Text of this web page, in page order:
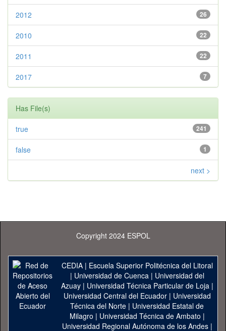
26
2012
22
2010
22
2011
7
2017
Has File(s)
241
true
1
false
next >
Copyright 2024 ESPOL
CEDIA| Escuela Superior Politécnica del Litoral
| Universidad de Cuenca| Universidad del
Azuay| Universidad Técnica Particular de Loja|
Universidad Central del Ecuador| Universidad
Técnica del Norte | Universidad Estatal de
Milagro | Universidad Técnica de Ambato |
Universidad Regional Autónoma de los Andes|